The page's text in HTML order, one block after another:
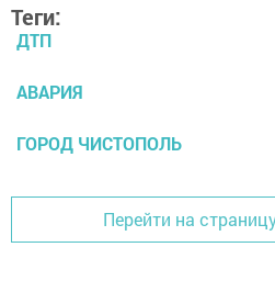
Теги:
ДТП
АВАРИЯ
ГОРОД ЧИСТОПОЛЬ
Перейти на